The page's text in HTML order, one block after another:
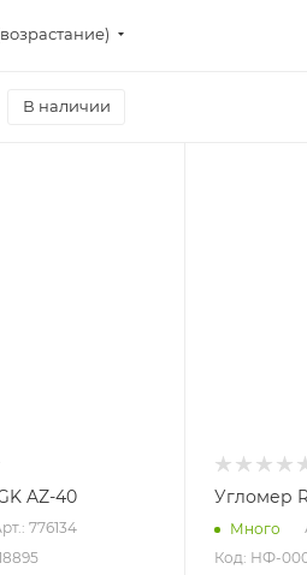
В наличии
AZ-40
776134
Угломер
Много
Код: НФ-